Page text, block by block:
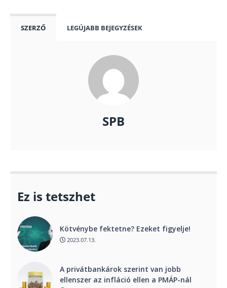
SZERZŐ LEGÚJABB BEJEGYZÉSEK
SPB
Ez is tetszhet
Kötvénybe fektetne? Ezeket figyelje!
2023.07.13.
A privátbankárok szerint van jobb
ellenszer az infláció ellen a PMÁP-nál